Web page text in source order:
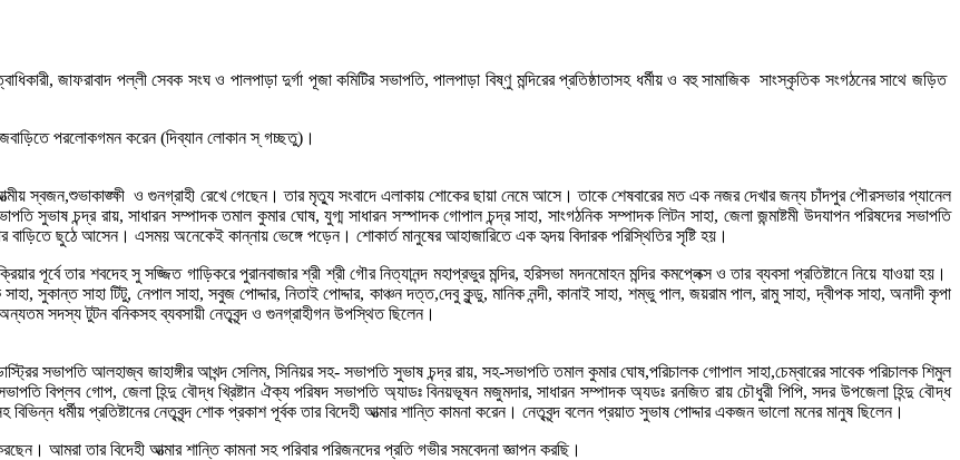
জাফরাবাদ পল্লী সেবক সংঘ ও পালপাড়া দুর্গা পূজা কমিটির সভাপতি, পালপাড়া বিষ্ণু মন্দিরের প্রতিষ্ঠাতাসহ ধর্মীয় ও বহু সামাজিক সাংস্কৃতিক সংগঠনের সাথে জড়িত
পরলোকগমন করেন (দিব্যান লোকান স্ গচ্ছতু)।
আত্মীয় স্বজন,শুভাকাঙ্ক্ষী ও গুনগ্রাহী রেখে গেছেন। তার মৃত্যু সংবাদে এলাকায় শোকের ছায়া নেমে আসে। তাকে শেষবারের মত এক নজর দেখার জন্য চাঁদপুর পৌরসভার প্যানেল
চন্দ্র রায়, সাধারন সম্পাদক তমাল কুমার ঘোষ, যুগ্ম সাধারন সস্পাদক গোপাল চন্দ্র সাহা, সাংগঠনিক সম্পাদক লিটন সাহা, জেলা জন্মাষ্টমী উদযাপন পরিষদের সভাপতি
বাড়িতে ছুঠে আসেন। এসময় অনেকেই কান্নায় ভেঙ্গে পড়েন। শোকার্ত মানুষের আহাজারিতে এক হৃদয় বিদারক পরিস্থিতির সৃষ্টি হয়।
পূর্বে তার শবদেহ সু সজ্জিত গাড়িকরে পুরানবাজার শ্রী শ্রী গৌর নিত্যানন্দ মহাপ্রভুর মন্দির, হরিসভা মদনমোহন মন্দির কমপ্লেক্স ও তার ব্যবসা প্রতিষ্টানে নিয়ে যাওয়া হয়।
সুকান্ত সাহা টিটু, নেপাল সাহা, সবুজ পোদ্দার, নিতাই পোদ্দার, কাঞ্চন দত্ত,দেবু কুন্ডু, মানিক নন্দী, কানাই সাহা, শম্ভু পাল, জয়রাম পাল, রামু সাহা, দ্বীপক সাহা, অনাদী কৃপা
অন্যতম সদস্য টুটন বনিকসহ ব্যবসায়ী নেতৃবৃন্দ ও গুনগ্রাহীগন উপস্থিত ছিলেন।
সভাপতি আলহাজ্ব জাহাঙ্গীর আখন্দ সেলিম, সিনিয়র সহ- সভাপতি সুভাষ চন্দ্র রায়, সহ-সভাপতি তমাল কুমার ঘোষ,পরিচালক গোপাল সাহা,চেম্বারের সাবেক পরিচালক শিমুল
সভাপতি বিপ্লব গোপ, জেলা হিন্দু বৌদ্ধ খ্রিষ্টান ঐক্য পরিষদ সভাপতি অ্যাডঃ বিনয়ভূষন মজুমদার, সাধারন সম্পাদক অ্যডঃ রনজিত রায় চৌধুরী পিপি, সদর উপজেলা হিন্দু বৌদ্ধ
ধর্মীয় প্রতিষ্টানের নেতৃবৃন্দ শোক প্রকাশ পূর্বক তার বিদেহী আত্মার শান্তি কামনা করেন। নেতৃবৃন্দ বলেন প্রয়াত সুভাষ পোদ্দার একজন ভালো মনের মানুষ ছিলেন।
আমরা তার বিদেহী আত্মার শান্তি কামনা সহ পরিবার পরিজনদের প্রতি গভীর সমবেদনা জ্ঞাপন করছি।